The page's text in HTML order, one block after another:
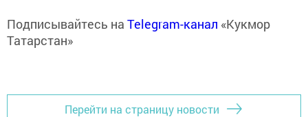
Подписывайтесь на Telegram-канал «Кукмор
Татарстан»
Перейти на страницу новости